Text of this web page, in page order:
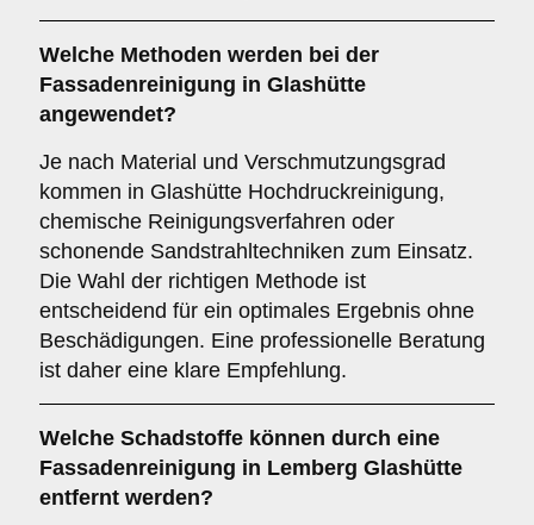
Welche Methoden werden bei der
Fassadenreinigung in Glashütte
angewendet?
Je nach Material und Verschmutzungsgrad
kommen in Glashütte Hochdruckreinigung,
chemische Reinigungsverfahren oder
schonende Sandstrahltechniken zum Einsatz.
Die Wahl der richtigen Methode ist
entscheidend für ein optimales Ergebnis ohne
Beschädigungen. Eine professionelle Beratung
ist daher eine klare Empfehlung.
Welche Schadstoffe können durch eine
Fassadenreinigung in Lemberg Glashütte
entfernt werden?